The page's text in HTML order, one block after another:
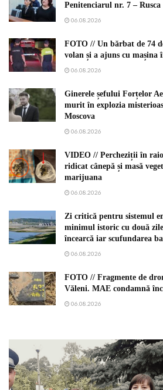
Penitenciarul nr. 7 – Rusca
06.08.2026
FOTO // Un bărbat de 74
volan și a ajuns cu
06.08.2026
Ginerele șefului Forțelor
murit în explozia
Moscova
06.08.2026
VIDEO // Percheziții în
ridicat cânepă și masă
marijuana
06.08.2026
Zi critică pentru sistemul
minimul istoric cu două
încearcă iar scufundarea
06.08.2026
FOTO // Fragmente de
Văleni. MAE condamnă
06.08.2026